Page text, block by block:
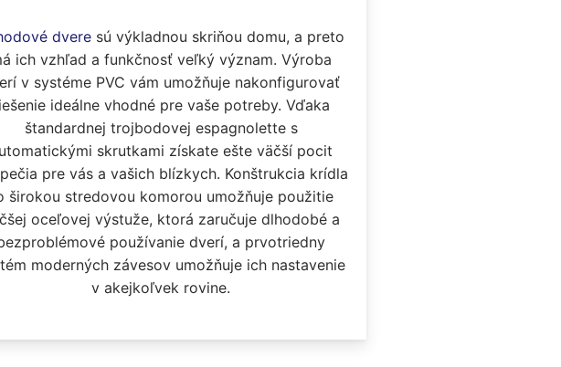
dveresú výkladnou skriňou domu, a preto
ich vzhľad a funkčnosť veľký význam. Výroba
v systéme PVC vám umožňuje nakonfigurovať
ideálne vhodné pre vaše potreby. Vďaka
štandardnej trojbodovej espagnolette s
skrutkami získate ešte väčší pocit
pre vás a vašich blízkych. Konštrukcia krídla
širokou stredovou komorou umožňuje použitie
oceľovej výstuže, ktorá zaručuje dlhodobé a
používanie dverí, a prvotriedny
moderných závesov umožňuje ich nastavenie
v akejkoľvek rovine.